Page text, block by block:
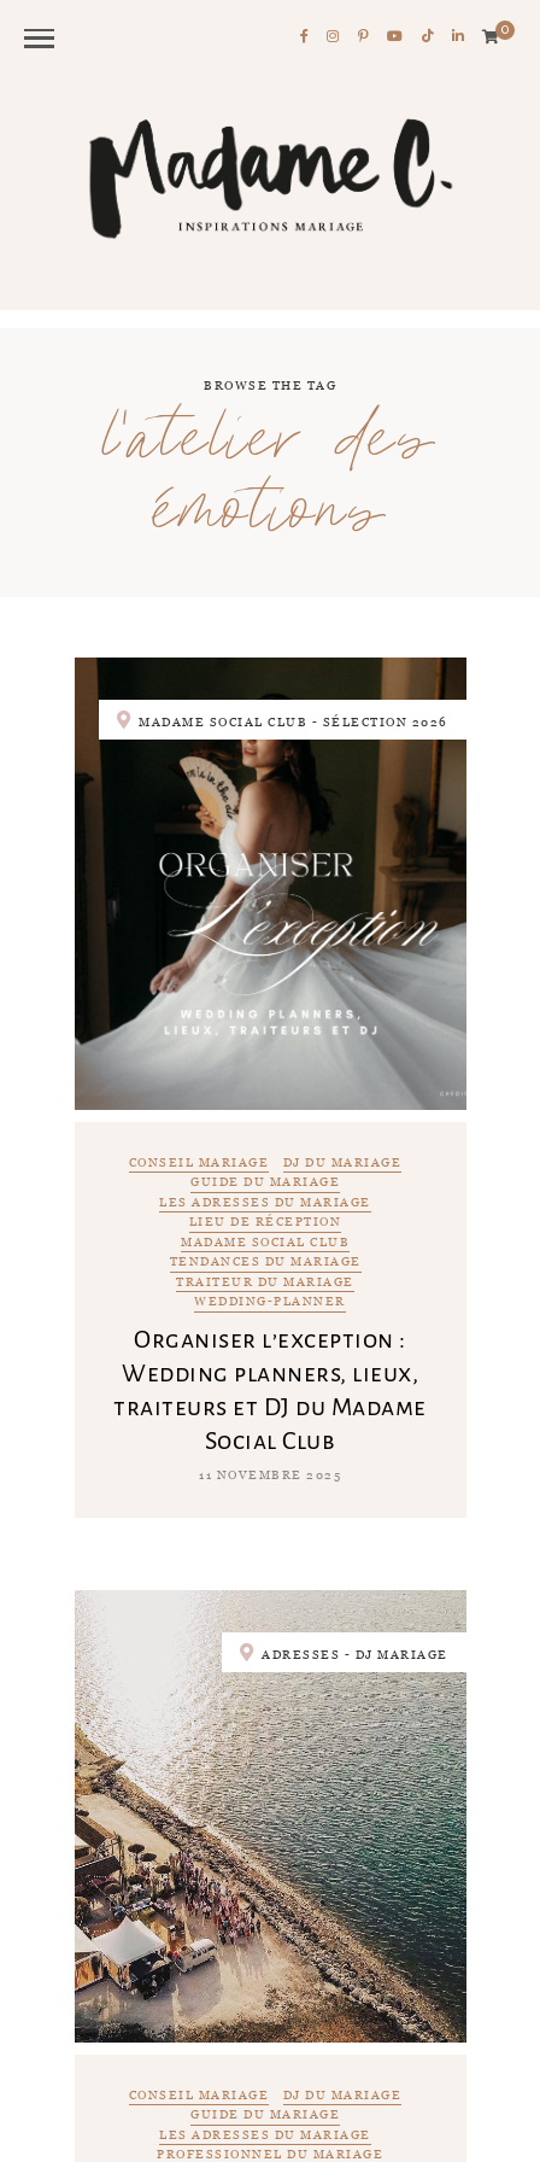
0
BROWSE THE TAG
l’atelier des
émotions
MADAME SOCIAL CLUB - SÉLECTION 2026
CONSEIL MARIAGE
DJ DU MARIAGE
GUIDE DU MARIAGE
LES ADRESSES DU MARIAGE
LIEU DE RÉCEPTION
MADAME SOCIAL CLUB
TENDANCES DU MARIAGE
TRAITEUR DU MARIAGE
WEDDING-PLANNER
Organiser l’exception :
Wedding planners, lieux,
traiteurs et DJ du Madame
Social Club
11 NOVEMBRE 2025
ADRESSES - DJ MARIAGE
CONSEIL MARIAGE
DJ DU MARIAGE
GUIDE DU MARIAGE
LES ADRESSES DU MARIAGE
PROFESSIONNEL DU MARIAGE